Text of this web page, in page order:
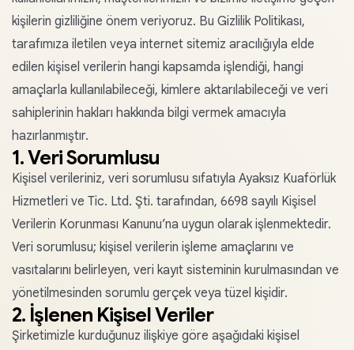
kişilerin gizliliğine önem veriyoruz. Bu Gizlilik Politikası,
tarafımıza iletilen veya internet sitemiz aracılığıyla elde
edilen kişisel verilerin hangi kapsamda işlendiği, hangi
amaçlarla kullanılabileceği, kimlere aktarılabileceği ve veri
sahiplerinin hakları hakkında bilgi vermek amacıyla
hazırlanmıştır.
1. Veri Sorumlusu
Kişisel verileriniz, veri sorumlusu sıfatıyla Ayaksız Kuaförlük
Hizmetleri ve Tic. Ltd. Şti. tarafından, 6698 sayılı Kişisel
Verilerin Korunması Kanunu’na uygun olarak işlenmektedir.
Veri sorumlusu; kişisel verilerin işleme amaçlarını ve
vasıtalarını belirleyen, veri kayıt sisteminin kurulmasından ve
yönetilmesinden sorumlu gerçek veya tüzel kişidir.
2. İşlenen Kişisel Veriler
Şirketimizle kurduğunuz ilişkiye göre aşağıdaki kişisel